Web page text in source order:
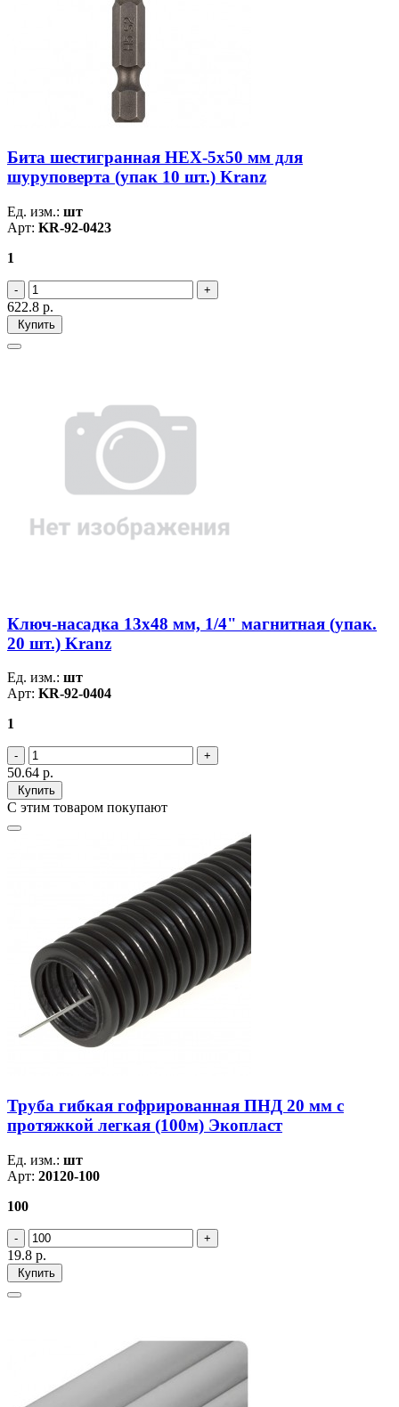
Бита шестигранная HEX-5х50 мм для
шуруповерта (упак 10 шт.) Kranz
Ед. изм.: шт
Арт: KR-92-0423
1
622.8 р.
Купить
Ключ-насадка 13х48 мм, 1/4" магнитная (упак.
20 шт.) Kranz
Ед. изм.: шт
Арт: KR-92-0404
1
50.64 р.
Купить
С этим товаром покупают
Труба гибкая гофрированная ПНД 20 мм с
протяжкой легкая (100м) Экопласт
Ед. изм.: шт
Арт: 20120-100
100
19.8 р.
Купить